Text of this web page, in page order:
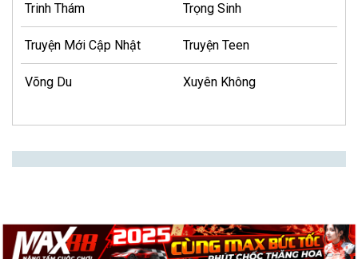
Trinh Thám Trọng Sinh
Truyện Mới Cập Nhật Truyện Teen
Võng Du Xuyên Không